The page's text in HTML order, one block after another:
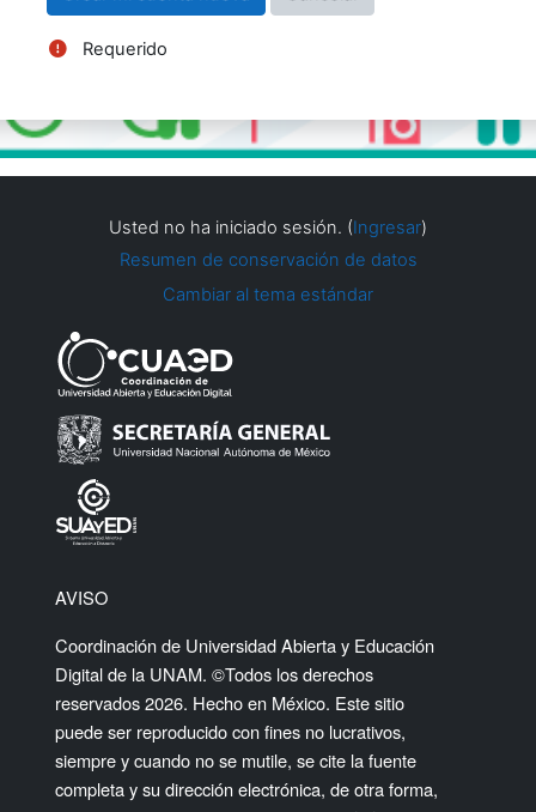
Requerido
Usted no ha iniciado sesión. (Ingresar)
Resumen de conservación de datos
Cambiar al tema estándar
AVISO
Coordinación de Universidad Abierta y Educación
Digital de la UNAM. ©Todos los derechos
reservados 2026. Hecho en México. Este sitio
puede ser reproducido con fines no lucrativos,
siempre y cuando no se mutile, se cite la fuente
completa y su dirección electrónica, de otra forma,